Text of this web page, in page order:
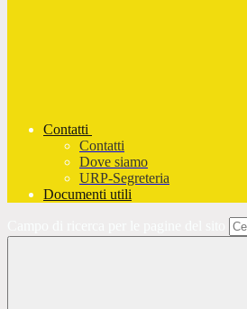
Contatti
Contatti
Dove siamo
URP-Segreteria
Documenti utili